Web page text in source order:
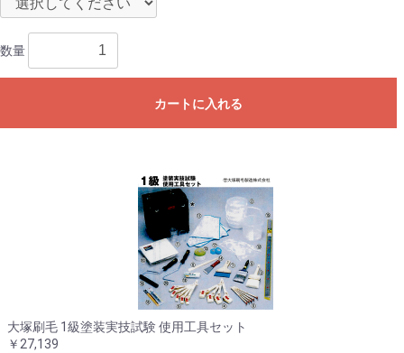
数量
カートに入れる
大塚刷毛 1級塗装実技試験 使用工具セット
￥27,139